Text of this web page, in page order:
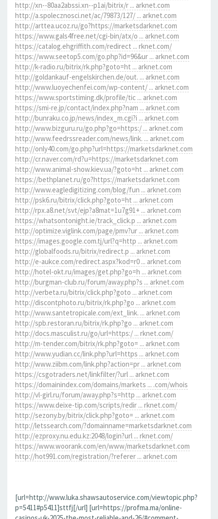
http://xn--80aa2abssi.xn--p1ai/bitrix/r ... arknet.com
http://a.spolecznosci.net/ac/79873/127/ ... arknet.com
http://arttea.ucoz.ru/go?https://marketsdarknet.com
https://www.gals4free.net/cgi-bin/atx/o ... arknet.com
https://catalog.ehgriffith.com/redirect ... rknet.com/
https://www.seetop5.com/go.php?id=96&ur ... arknet.com
http://k-radio.ru/bitrix/rk.php?goto=ht ... arknet.com
http://goldankauf-engelskirchen.de/out. ... arknet.com
http://www.luoyechenfei.com/wp-content/ ... arknet.com
https://www.sportstiming.dk/profile/tic ... arknet.com
https://smi-re.jp/contact/index.php?nam ... arknet.com
http://bunraku.co.jp/news/index_m.cgi?i ... arknet.com
http://www.bizguru.ru/go.php?go=https:/ ... arknet.com
http://www.feedrssreader.com/news/link. ... arknet.com
http://only40.com/go.php?url=https://marketsdarknet.com
http://cr.naver.com/rd?u=https://marketsdarknet.com
http://www.animal-show.kiev.ua/?goto=ht ... arknet.com
https://bethplanet.ru/go?https://marketsdarknet.com
http://www.eagledigitizing.com/blog/fun ... arknet.com
http://psk6.ru/bitrix/click.php?goto=ht ... arknet.com
http://rpx.a8.net/svt/ejp?a8mat=1u7g91+ ... arknet.com
https://whatsontonight.ie/track_click.p ... arknet.com
http://optimize.viglink.com/page/pmv?ur ... arknet.com
https://images.google.com.tj/url?q=http ... arknet.com
http://globalfoods.ru/bitrix/redirect.p ... arknet.com
http://e-aukce.com/redirect.aspx?kod=r0 ... arknet.com
http://hotel-okt.ru/images/get.php?go=h ... arknet.com
http://burgman-club.ru/forum/away.php?s ... arknet.com
http://verbeta.ru/bitrix/click.php?goto ... arknet.com
http://discontphoto.ru/bitrix/rk.php?go ... arknet.com
http://www.santetropicale.com/ext_link. ... arknet.com
http://spb.restoran.ru/bitrix/rk.php?go ... arknet.com
http://docs.masculist.ru/go/url=https:/ ... rknet.com/
http://m-tender.com/bitrix/rk.php?goto= ... arknet.com
http://www.yudian.cc/link.php?url=https ... arknet.com
http://www.ziibm.com/link.php?action=pr ... arknet.com
https://csgotraders.net/linkfilter/?url ... arknet.com
https://domainindex.com/domains/markets ... .com/whois
http://vl-girl.ru/forum/away.php?s=http ... arknet.com
https://www.deixe-tip.com/scripts/redir ... rknet.com/
http://sezony.by/bitrix/click.php?goto= ... arknet.com
http://letssearch.com/?domainname=marketsdarknet.com
http://ezproxy.nu.edu.kz:2048/login?url ... rknet.com/
https://www.woorank.com/en/www/marketsdarknet.com
http://hot991.com/registration/?referer ... arknet.com
[url=http://www.luka.shawsautoservice.com/viewtopic.php?
p=5411#p5411]sttfj[/url] [url=https://profma.ma/online-